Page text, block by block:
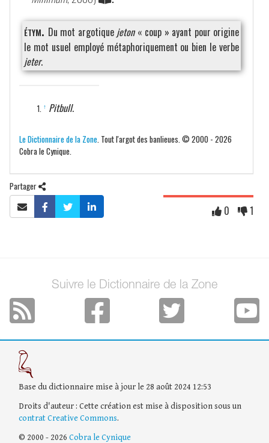
étym. Du mot argotique jeton« coup » ayant pour origine
le mot usuel employé métaphoriquement ou bien le verbe
jeter.
↑ Pitbull.
Le Dictionnaire de la Zone . Tout l'argot des banlieues. © 2000 - 2026
Cobra le Cynique.
Partager
0 1
Suivre le Dictionnaire de la Zone
Base du dictionnaire mise à jour le 28 août 2024 12:53
Droits d'auteur : Cette création est mise à disposition sous un
contrat Creative Commons.
© 2000 - 2026 Cobra le Cynique